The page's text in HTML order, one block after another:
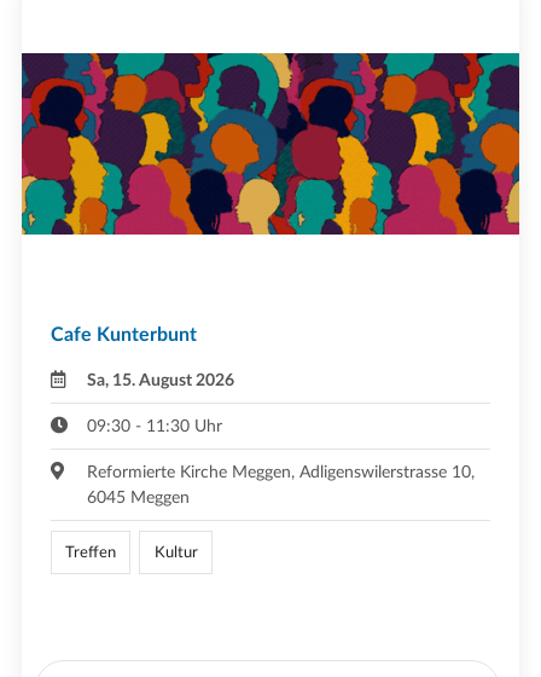
Cafe Kunterbunt
Sa, 15. August 2026
09:30 - 11:30 Uhr
Reformierte Kirche Meggen, Adligenswilerstrasse 10,
6045 Meggen
Treffen Kultur